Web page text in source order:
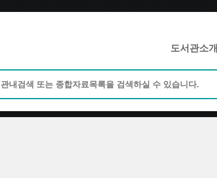
도서관소개